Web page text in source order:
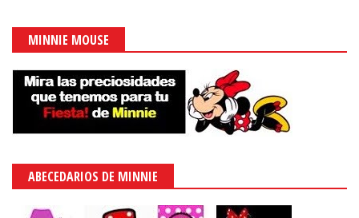
MINNIE MOUSE
ABECEDARIOS DE MINNIE